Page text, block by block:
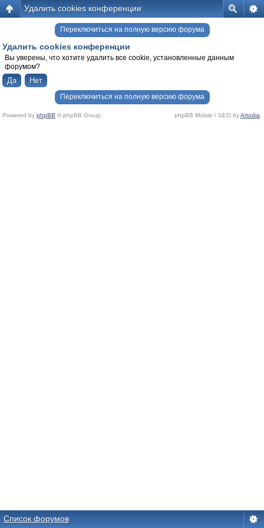
Удалить cookies конференции
Переключиться на полную версию форума
Удалить cookies конференции
Вы уверены, что хотите удалить все cookie, установленные данным
форумом?
Переключиться на полную версию форума
Powered by phpBB © phpBB Group. phpBB Mobile / SEO byArtodia
Список форумов